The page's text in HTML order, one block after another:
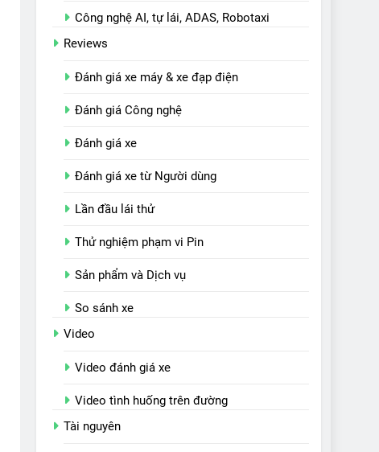
Công nghệ AI, tự lái, ADAS, Robotaxi
Reviews
Đánh giá xe máy & xe đạp điện
Đánh giá Công nghệ
Đánh giá xe
Đánh giá xe từ Người dùng
Lần đầu lái thử
Thử nghiệm phạm vi Pin
Sản phẩm và Dịch vụ
So sánh xe
Video
Video đánh giá xe
Video tình huống trên đường
Tài nguyên